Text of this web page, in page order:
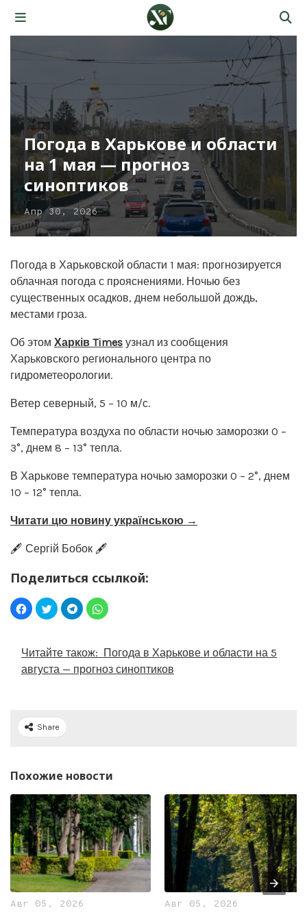
Погода в Харькове и области
на 1 мая — прогноз
синоптиков
Апр 30, 2026
Погода в Харьковской области 1 мая: прогнозируется
облачная погода с прояснениями. Ночью без
существенных осадков, днем небольшой дождь,
местами гроза.
Об этом Харків Times узнал из сообщения
Харьковского регионального центра по
гидрометеорологии.
Ветер северный, 5 – 10 м/с.
Температура воздуха по области ночью заморозки 0 –
3°, днем 8 – 13° тепла.
В Харькове температура ночью заморозки 0 – 2°, днем
10 – 12° тепла.
Читати цю новину українською →
🖋️ Сергій Бобок 🖋️
Поделиться ссылкой:
Читайте також: Погода в Харькове и области на 5
августа — прогноз синоптиков
Share
Похожие новости
Авг 05, 2026 Авг 05, 2026